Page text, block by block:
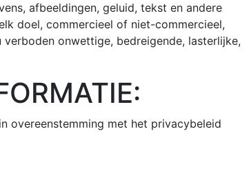
afbeeldingen, geluid, tekst en andere
doel, commercieel of niet-commercieel,
onwettige, bedreigende, lasterlijke,
overeenstemming met het privacybeleid